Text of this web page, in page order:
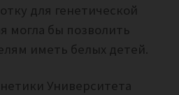
для генетической
могла бы позволить
иметь белых детей.
Университета